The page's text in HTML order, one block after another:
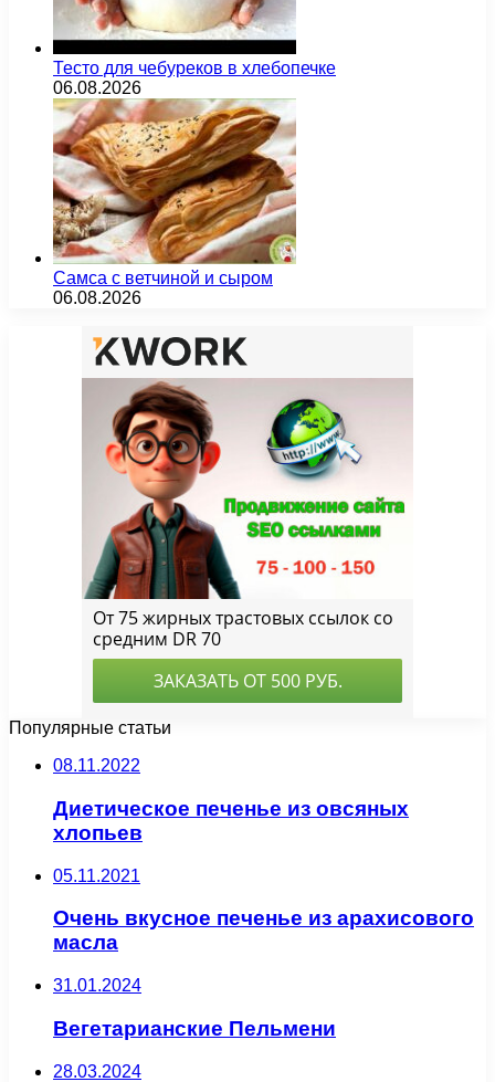
Тесто для чебуреков в хлебопечке
06.08.2026
Самса с ветчиной и сыром
06.08.2026
Популярные статьи
08.11.2022
Диетическое печенье из овсяных
хлопьев
05.11.2021
Очень вкусное печенье из арахисового
масла
31.01.2024
Вегетарианские Пельмени
28.03.2024